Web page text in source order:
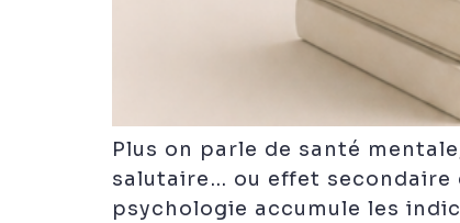
Plus on parle de santé
salutaire… ou effet secondaire
psychologie accumule les